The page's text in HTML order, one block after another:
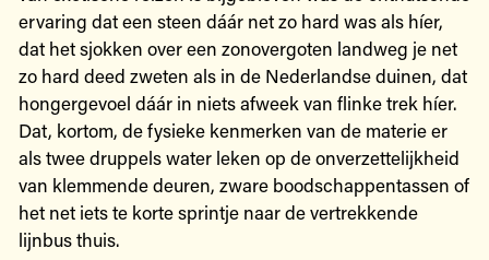
ervaring dat een steen dáár net zo hard was als híer,
dat het sjokken over een zonovergoten landweg je net
zo hard deed zweten als in de Nederlandse duinen, dat
hongergevoel dáár in niets afweek van flinke trek híer.
Dat, kortom, de fysieke kenmerken van de materie er
als twee druppels water leken op de onverzettelijkheid
van klemmende deuren, zware boodschappentassen of
het net iets te korte sprintje naar de vertrekkende
lijnbus thuis.